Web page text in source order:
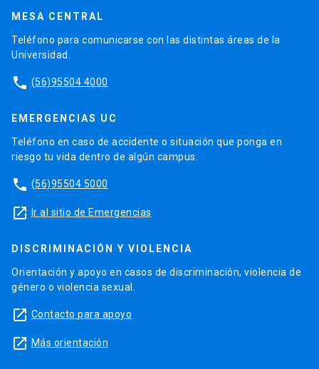
MESA CENTRAL
Teléfono para comunicarse con las distintas áreas de la
Universidad.
phone (56)95504 4000
EMERGENCIAS UC
Teléfono en caso de accidente o situación que ponga en
riesgo tu vida dentro de algún campus.
phone (56)95504 5000
launch Ir al sitio de Emergencias
DISCRIMINACIÓN Y VIOLENCIA
Orientación y apoyo en casos de discriminación, violencia de
género o violencia sexual.
launch Contacto para apoyo
launch Más orientación